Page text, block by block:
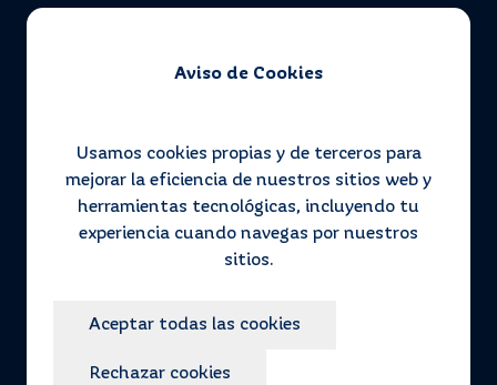
Contáctanos
Contacto
800 506 3000
Aviso de Cookies
Usamos cookies propias y de terceros para
mejorar la eficiencia de nuestros sitios web y
herramientas tecnológicas, incluyendo tu
experiencia cuando navegas por nuestros
sitios.
Aceptar todas las cookies
Rechazar cookies